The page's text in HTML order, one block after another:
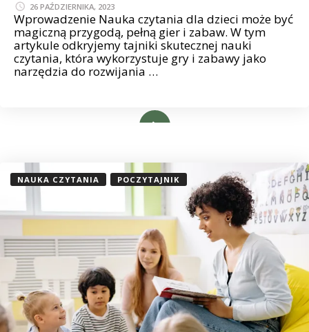
26 PAŹDZIERNIKA, 2023
Wprowadzenie Nauka czytania dla dzieci może być
magiczną przygodą, pełną gier i zabaw. W tym
artykule odkryjemy tajniki skutecznej nauki
czytania, która wykorzystuje gry i zabawy jako
narzędzia do rozwijania …
NAUKA CZYTANIA POCZYTAJNIK